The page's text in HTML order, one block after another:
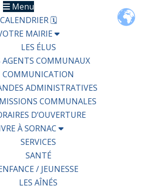
Menu
CALENDRIER 🗓
MAIRIE
LES ÉLUS
AGENTS COMMUNAUX
COMMUNICATION
ADMINISTRATIVES
COMMUNALES
D’OUVERTURE
À SORNAC
SERVICES
SANTÉ
/ JEUNESSE
LES AÎNÉS